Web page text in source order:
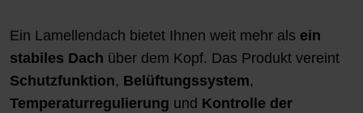
Ein Lamellendach bietet Ihnen weit mehr als ein
stabiles Dach über dem Kopf. Das Produkt vereint
Schutzfunktion, Belüftungssystem,
Temperaturregulierung und Kontrolle der